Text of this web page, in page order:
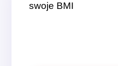
swoje BMI